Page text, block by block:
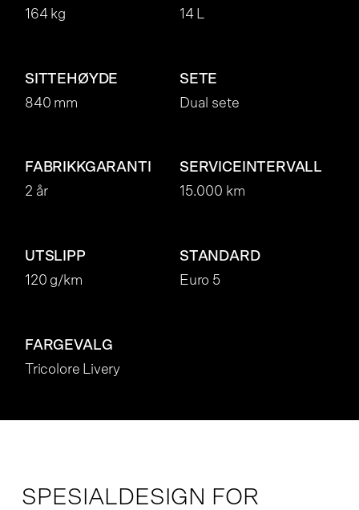
164 kg
14 L
SITTEHØYDE
840 mm
SETE
Dual sete
FABRIKKGARANTI
2 år
SERVICEINTERVALL
15.000 km
UTSLIPP
120 g/km
STANDARD
Euro 5
FARGEVALG
Tricolore Livery
SPESIALDESIGN FOR